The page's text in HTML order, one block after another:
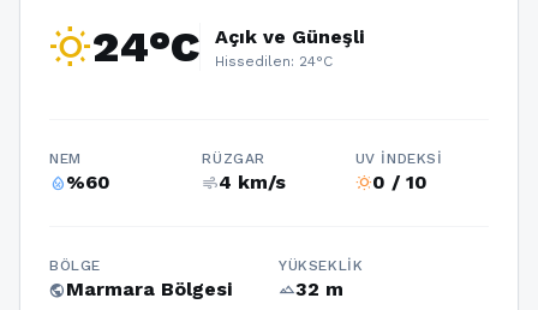
wb_sunny24°C Açık ve Güneşli
Hissedilen: 24°C
NEM
humidity_percentage%60
RÜZGAR
air4 km/s
UV İNDEKSI
wb_sunny0 / 10
BÖLGE
publicMarmara Bölgesi
YÜKSEKLIK
terrain32 m